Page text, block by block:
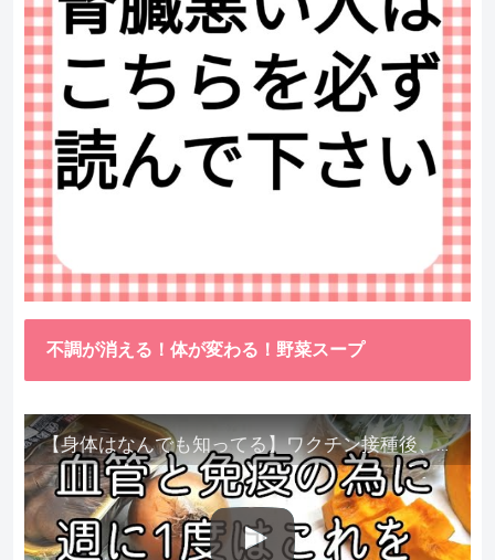
不調が消える！体が変わる！野菜スープ
【身体はなんでも知ってる】ワクチン接種後、異常に食べたくなった野菜が細胞回復に貢献してくれました。